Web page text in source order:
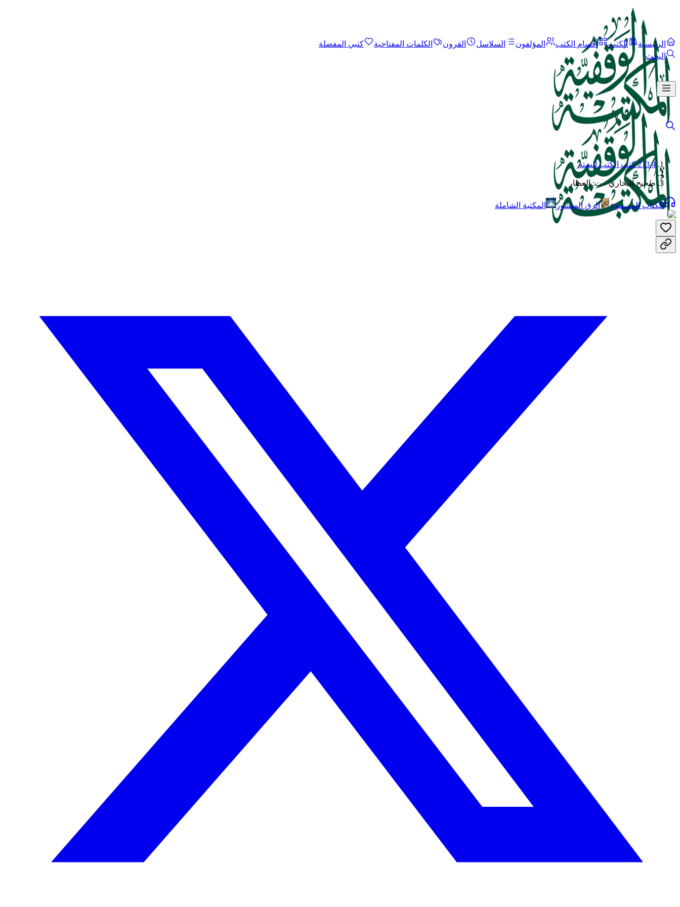
الرئيسية الكتب أقسام الكتب المؤلفون السلاسل القرون الكلمات المفتاحية
كتبي المفضلة
البحث
213.4 كتب الكتب الستة
/
صحيح البخاري - ت: العطار
الكتاب المسموع الرق المنشور المكتبة الشاملة